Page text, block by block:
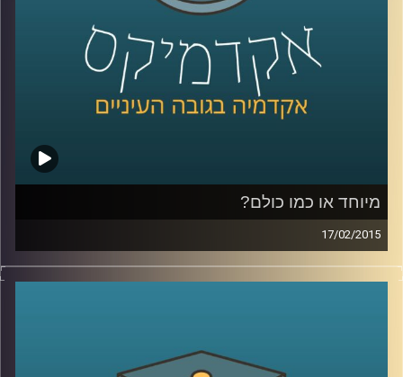
מסוגלים להשתנות? ענו לעצמכם על השאלה
כהכנה לתכנית.
AudioVersity
מיוחד או כמו כולם?
17/02/2015
דוקטור ירון תימור, סגן דיקן ביה"ס למנהל
תלויה בשאלה מה עושים איתו האחרים. מה
לגבי תגובת הצרכנים לשינויים טכנולוגיים? אולי